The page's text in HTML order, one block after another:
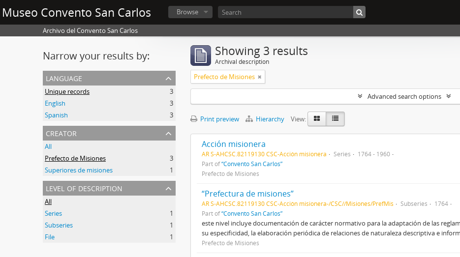
Museo Convento San Carlos Browse
Archivo del Convento San Carlos
Narrow your results by:
language
Unique records
3
English
3
Spanish
3
creator
All
Prefecto de Misiones
3
Superiores de misiones
1
level of description
All
Series
1
Subseries
1
File
1
Showing 3 results
Archival description
Prefecto de Misiones
Advanced search options
Print preview Hierarchy View:
Acción misionera
AR S-AHCSC.82119130 CSC-Acción misionera Series
1764 - 1960
Part of“Convento San Carlos”
Prefecto de Misiones
“Prefectura de misiones”
AR S-AHCSC.82119130 CSC-Acción misionera-/CSC//Misiones/PrefMis Subseries
1764
Part of“Convento San Carlos”
este nivel incluye documentación de carácter normativo para la adaptación de las
su especificidad, la elaboración periódica de relaciones de naturaleza descriptiva e
Prefecto de Misiones